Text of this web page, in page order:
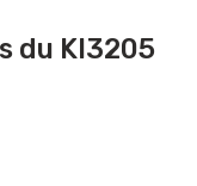
du KI3205